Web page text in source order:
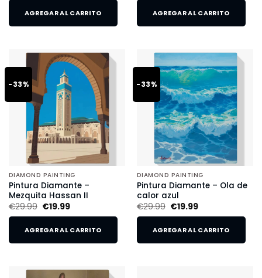
AGREGAR AL CARRITO AGREGAR AL CARRITO
-33%
DIAMOND PAINTING
Pintura Diamante –
Mezquita Hassan II
€29.99 €19.99
AGREGAR AL CARRITO
-33%
DIAMOND PAINTING
Pintura Diamante – Ola de
calor azul
€29.99 €19.99
AGREGAR AL CARRITO